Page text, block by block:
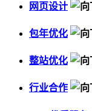
网页设计
包年优化
整站优化
行业合作